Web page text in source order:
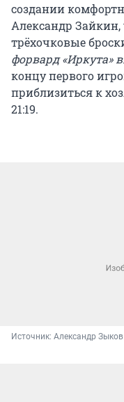
создании
Александр
трёхочковые
форвард «Иркута»
концу первого
приблизиться к
21:19.
Источник: Александр Зыков